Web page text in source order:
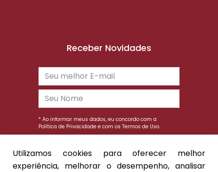
Utilizamos cookies para oferecer melhor
experiência, melhorar o desempenho, analisar
Receber Novidades
* Ao informar meus dados, eu concordo com a
Política de Privacidade e com os Termos de Uso.